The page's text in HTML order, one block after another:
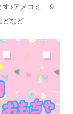
♪アメコミ、９
どなど